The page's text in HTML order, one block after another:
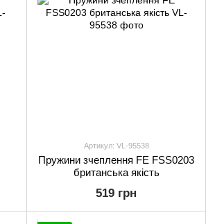
Артикул: VL-95538
Пружини зчеплення FE FSS0203
британська якість
519 грн